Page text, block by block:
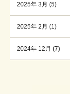
2025年 3月 (5)
2025年 2月 (1)
2024年 12月 (7)